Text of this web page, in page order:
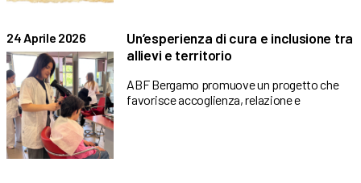
24 Aprile 2026
Un’esperienza di cura e inclusione tra
allievi e territorio
ABF Bergamo promuove un progetto che
favorisce accoglienza, relazione e